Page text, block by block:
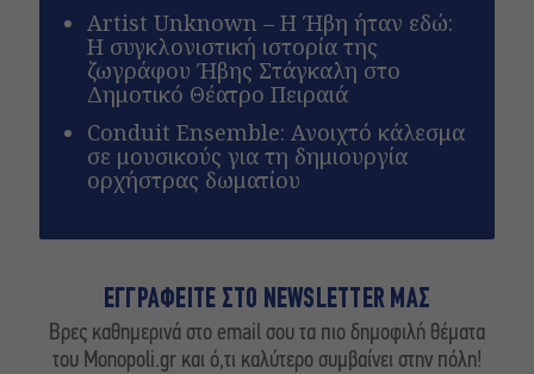
Artist Unknown – Η Ήβη ήταν εδώ:
Η συγκλονιστική ιστορία της
ζωγράφου Ήβης Στάγκαλη στο
Δημοτικό Θέατρο Πειραιά
Conduit Ensemble: Ανοιχτό κάλεσμα
σε μουσικούς για τη δημιουργία
ορχήστρας δωματίου
ΕΓΓΡΑΦΕΙΤΕ ΣΤΟ NEWSLETTER ΜΑΣ
Βρες καθημερινά στο email σου τα πιο δημοφιλή θέματα
του Monopoli.gr και ό,τι καλύτερο συμβαίνει στην πόλη!